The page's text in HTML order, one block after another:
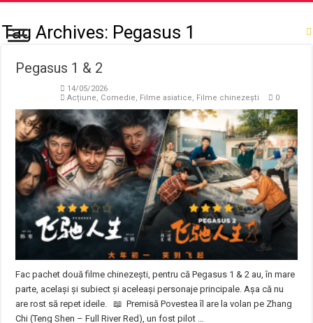
Tag Archives: Pegasus 1
Pegasus 1 & 2
14/05/2026
Acțiune, Comedie, Filme asiatice, Filme chinezești 0
Fac pachet două filme chinezești, pentru că Pegasus 1 & 2 au, în mare
parte, același și subiect și aceleași personaje principale. Așa că nu
are rost să repet ideile. 📖 Premisă Povestea îl are la volan pe Zhang
Chi (Teng Shen – Full River Red), un fost pilot …